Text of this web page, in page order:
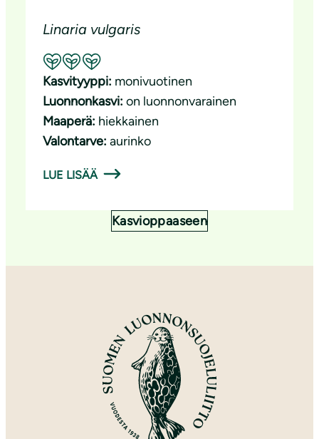
Linaria vulgaris
Suositeltavuus: Erinomainen pölyttäjäkasvi
Kasvityyppi: monivuotinen
Luonnonkasvi: on luonnonvarainen
Maaperä: hiekkainen
Valontarve: aurinko
LUE LISÄÄ
Kasvioppaaseen